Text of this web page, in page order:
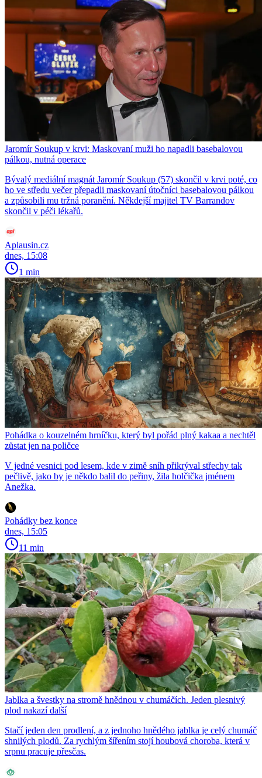
Jaromír Soukup v krvi: Maskovaní muži ho napadli basebalovou
pálkou, nutná operace
Bývalý mediální magnát Jaromír Soukup (57) skončil v krvi poté, co
ho ve středu večer přepadli maskovaní útočníci basebalovou pálkou
a způsobili mu tržná poranění. Někdejší majitel TV Barrandov
skončil v péči lékařů.
Aplausin.cz
dnes, 15:08
1 min
Pohádka o kouzelném hrníčku, který byl pořád plný kakaa a nechtěl
zůstat jen na poličce
V jedné vesnici pod lesem, kde v zimě sníh přikrýval střechy tak
pečlivě, jako by je někdo balil do peřiny, žila holčička jménem
Anežka.
Pohádky bez konce
dnes, 15:05
11 min
Jablka a švestky na stromě hnědnou v chumáčích. Jeden plesnivý
plod nakazí další
Stačí jeden den prodlení, a z jednoho hnědého jablka je celý chumáč
shnilých plodů. Za rychlým šířením stojí houbová choroba, která v
srpnu pracuje přesčas.